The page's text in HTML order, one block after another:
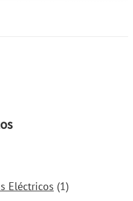
Eléctricos (1)